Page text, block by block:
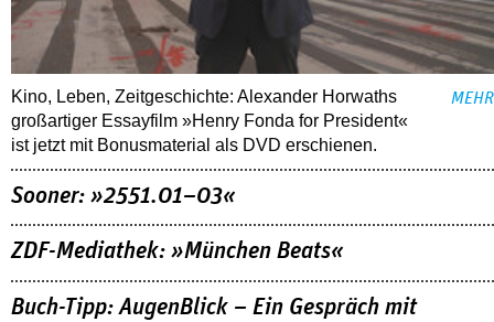
Kino, Leben, Zeitgeschichte: Alexander Horwaths
großartiger Essayfilm »Henry Fonda for President«
ist jetzt mit Bonusmaterial als DVD erschienen.
MEHR
Sooner: »2551.01–03«
ZDF-Mediathek: »München Beats«
Buch-Tipp: AugenBlick – Ein Gespräch mit